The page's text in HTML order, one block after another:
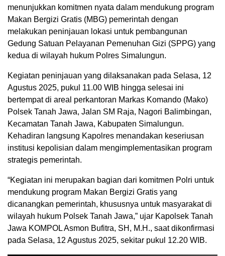
menunjukkan komitmen nyata dalam mendukung program
Makan Bergizi Gratis (MBG) pemerintah dengan
melakukan peninjauan lokasi untuk pembangunan
Gedung Satuan Pelayanan Pemenuhan Gizi (SPPG) yang
kedua di wilayah hukum Polres Simalungun.
Kegiatan peninjauan yang dilaksanakan pada Selasa, 12
Agustus 2025, pukul 11.00 WIB hingga selesai ini
bertempat di areal perkantoran Markas Komando (Mako)
Polsek Tanah Jawa, Jalan SM Raja, Nagori Balimbingan,
Kecamatan Tanah Jawa, Kabupaten Simalungun.
Kehadiran langsung Kapolres menandakan keseriusan
institusi kepolisian dalam mengimplementasikan program
strategis pemerintah.
“Kegiatan ini merupakan bagian dari komitmen Polri untuk
mendukung program Makan Bergizi Gratis yang
dicanangkan pemerintah, khususnya untuk masyarakat di
wilayah hukum Polsek Tanah Jawa,” ujar Kapolsek Tanah
Jawa KOMPOL Asmon Bufitra, SH, M.H., saat dikonfirmasi
pada Selasa, 12 Agustus 2025, sekitar pukul 12.20 WIB.